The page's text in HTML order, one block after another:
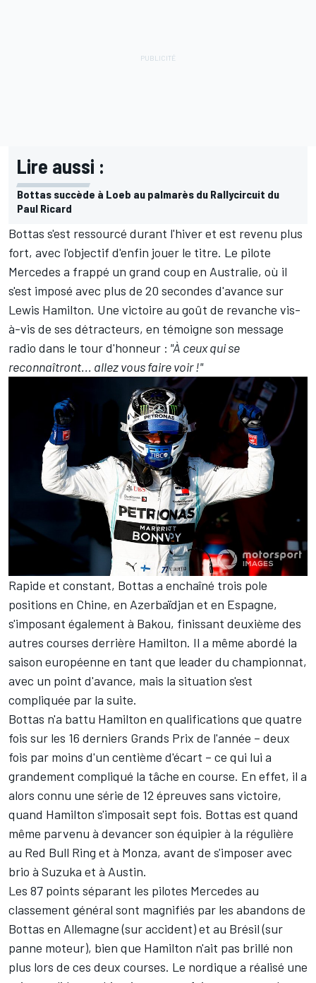
Lire aussi :
Bottas succède à Loeb au palmarès du Rallycircuit du
Paul Ricard
Bottas s'est ressourcé durant l'hiver et est revenu plus
fort, avec l'objectif d'enfin jouer le titre. Le pilote
Mercedes a frappé un grand coup en Australie, où il
s'est imposé avec plus de 20 secondes d'avance sur
Lewis Hamilton. Une victoire au goût de revanche vis-
à-vis de ses détracteurs, en témoigne son message
radio dans le tour d'honneur : "À ceux qui se
reconnaîtront... allez vous faire voir !"
Rapide et constant, Bottas a enchaîné trois pole
positions en Chine, en Azerbaïdjan et en Espagne,
s'imposant également à Bakou, finissant deuxième des
autres courses derrière Hamilton. Il a même abordé la
saison européenne en tant que leader du championnat,
avec un point d'avance, mais la situation s'est
compliquée par la suite.
Bottas n'a battu Hamilton en qualifications que quatre
fois sur les 16 derniers Grands Prix de l'année – deux
fois par moins d'un centième d'écart – ce qui lui a
grandement compliqué la tâche en course. En effet, il a
alors connu une série de 12 épreuves sans victoire,
quand Hamilton s'imposait sept fois. Bottas est quand
même parvenu à devancer son équipier à la régulière
au Red Bull Ring et à Monza, avant de s'imposer avec
brio à Suzuka et à Austin.
Les 87 points séparant les pilotes Mercedes au
classement général sont magnifiés par les abandons de
Bottas en Allemagne (sur accident) et au Brésil (sur
panne moteur), bien que Hamilton n'ait pas brillé non
plus lors de ces deux courses. Le nordique a réalisé une